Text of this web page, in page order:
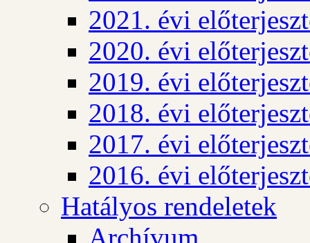
2021. évi
2020. évi
2019. évi
2018. évi
2017. évi
2016. évi
Hatályos rendeletek